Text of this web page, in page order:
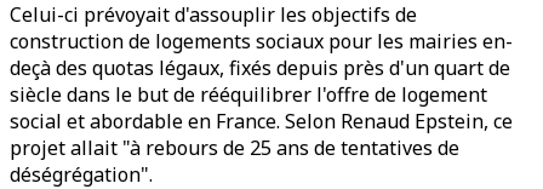
Celui-ci prévoyait d'assouplir les objectifs de
construction de logements sociaux pour les mairies en-
deçà des quotas légaux, fixés depuis près d'un quart de
siècle dans le but de rééquilibrer l'offre de logement
social et abordable en France. Selon Renaud Epstein, ce
projet allait "à rebours de 25 ans de tentatives de
déségrégation".